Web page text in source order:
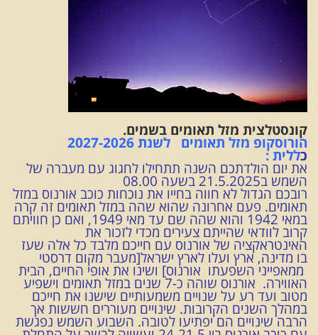
קונסטלצית מזל תאומים בשמים.
הורוסקופ מזל תאומים לשנת 2027-2026
כללית :
את יום הולדתכם השנה תתחילו לחגוג עם מעברה של
השמש ב21.5.2025 בשעה 08.00
רובכם הגדול לא חווה בחייו את נוכחות כוכב אורנוס במזל
תאומים. פעם אחרונה שהוא שהה במזל תאומים זה קרה
במאי 1942 והוא שהה שם עד מאי 1949, ואם כן חוויתם
קרוב לוודאי שהייתם צעירים מכדי לזכור את
האינטראקציה של אורנוס עם חייכם מלבד כל אלה שעז
בו מדינה, ארץ ועלו לארץ ישראל[מעבר מקום דרסטי
ממאפייני השפעתו אורנוס] ושינו את אופי החיים, הבית
האווירה. אורנוס שוהה כ-7 שנים במזל תאומים וישפיע
מטוב ועד רע על שנויים משמעותיים שישנו את חייכם
במהלך השנים הקרובות. שינויים מעוררים חששות אך
הרבה שינויים הם יפתיעו לטובה. השבוע השמש נפגשת